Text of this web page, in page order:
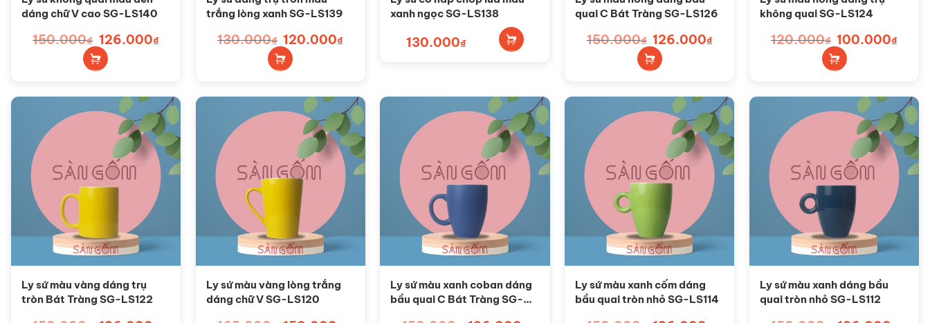
dáng chữ V cao SG-LS140
150.000₫ Giá
gốc
là:
150.000₫.
126.000₫Giá
hiện
trắng lòng xanh SG-LS139
130.000₫ Giá
gốc
là:
130.000₫.
120.000₫Giá
xanh ngọc SG-LS138
130.000₫
quai C Bát Tràng SG-LS126
150.000₫ Giá
gốc
là:
150.000₫.
126.000₫Giá
không quai SG-LS124
120.000₫ Giá
gốc
là:
120.000₫.
100.000₫Giá
Ly sứ màu vàng dáng trụ
tròn Bát Tràng SG-LS122
Ly sứ màu vàng lòng trắng
dáng chữ V SG-LS120
Ly sứ màu xanh coban dáng
bầu quai C Bát Tràng SG-
Ly sứ màu xanh cốm dáng
bầu quai tròn nhỏ SG-LS114
Ly sứ màu xanh dáng bầu
quai tròn nhỏ SG-LS112